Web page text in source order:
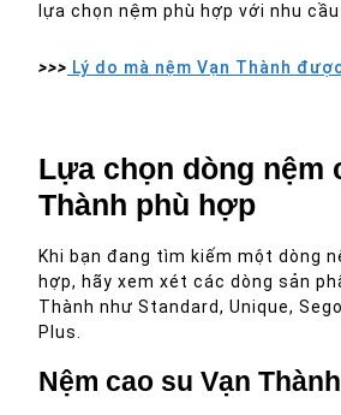
lựa chọn nệm phù hợp với nhu cầu
>>> Lý do mà nệm Vạn Thành
Lựa chọn dòng nệm
Thành phù hợp
Khi bạn đang tìm kiếm một dòng
hợp, hãy xem xét các dòng sản
Thành như Standard, Unique,
Plus.
Nệm cao su Vạn